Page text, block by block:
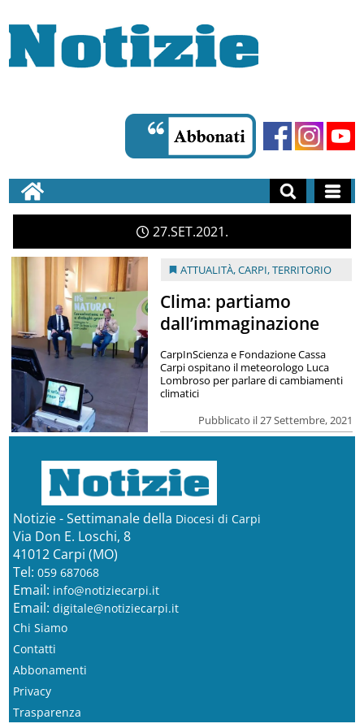
27 SET 2021
ATTUALITÀ,CARPI,TERRITORIO
Clima: partiamo
dall’immaginazione
Pubblicato il 27 Settembre, 2021
CarpInScienza e Fondazione Cassa
Carpi ospitano il meteorologo Luca
Lombroso per parlare di cambiamenti
climatici
Notizie - Settimanale della Diocesi di Carpi
Via Don E. Loschi, 8
41012 Carpi (MO)
Tel: 059 687068
Email: info@notiziecarpi.it
Email: digitale@notiziecarpi.it
Chi Siamo
Contatti
Abbonamenti
Privacy
Trasparenza